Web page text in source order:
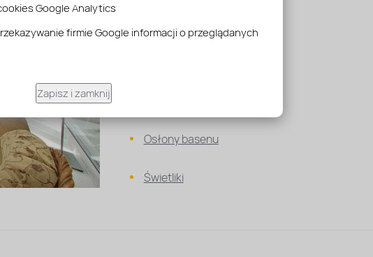
Google Analytics
firmie Google informacji o przeglądanych
Zapisz i zamknij
Osłony basenu
Świetliki